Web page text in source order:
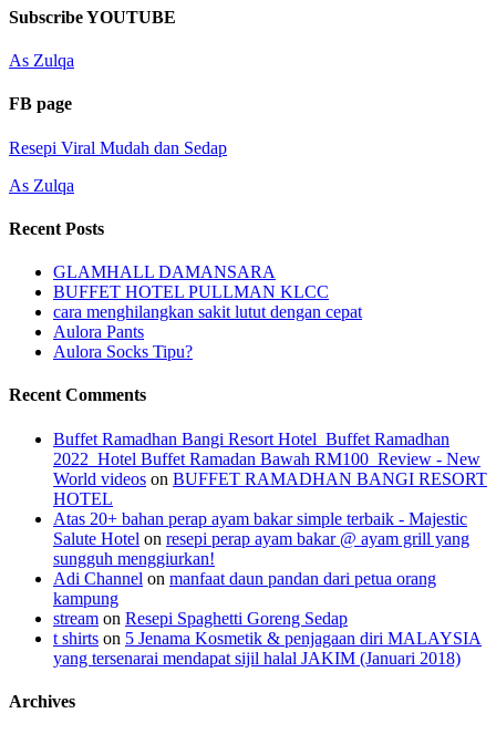
Channel
Feed
Subscribe YOUTUBE
As Zulqa
FB page
Resepi Viral Mudah dan Sedap
As Zulqa
Recent Posts
GLAMHALL DAMANSARA
BUFFET HOTEL PULLMAN KLCC
cara menghilangkan sakit lutut dengan cepat
Aulora Pants
Aulora Socks Tipu?
Recent Comments
Buffet Ramadhan Bangi Resort Hotel_Buffet Ramadhan
2022_Hotel Buffet Ramadan Bawah RM100_Review - New
World videos on BUFFET RAMADHAN BANGI RESORT
HOTEL
Atas 20+ bahan perap ayam bakar simple terbaik - Majestic
Salute Hotel on resepi perap ayam bakar @ ayam grill yang
sungguh menggiurkan!
Adi Channel on manfaat daun pandan dari petua orang
kampung
stream on Resepi Spaghetti Goreng Sedap
t shirts on 5 Jenama Kosmetik & penjagaan diri MALAYSIA
yang tersenarai mendapat sijil halal JAKIM (Januari 2018)
Archives